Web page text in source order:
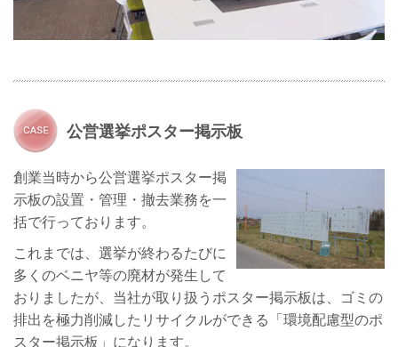
公営選挙ポスター掲示板
創業当時から公営選挙ポスター掲
示板の設置・管理・撤去業務を一
括で行っております。
これまでは、選挙が終わるたびに
多くのベニヤ等の廃材が発生して
おりましたが、当社が取り扱うポスター掲示板は、ゴミの
排出を極力削減したリサイクルができる「環境配慮型のポ
スター掲示板」になります。